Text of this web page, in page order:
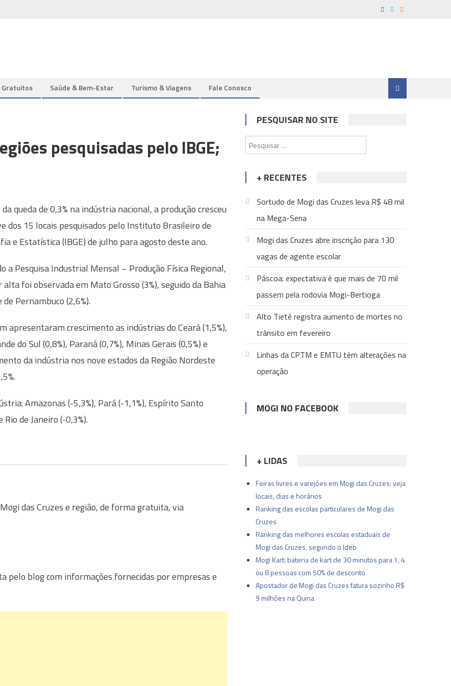
Gratuitos Saúde & Bem-Estar Turismo & Viagens Fale Conosco
pesquisadas pelo IBGE;
queda de 0,3% na indústria nacional, a produção cresceu
dos 15 locais pesquisados pelo Instituto Brasileiro de
e Estatística (IBGE) de julho para agosto deste ano.
a Pesquisa Industrial Mensal – Produção Física Regional,
alta foi observada em Mato Grosso (3%), seguido da Bahia
de Pernambuco (2,6%).
apresentaram crescimento as indústrias do Ceará (1,5%),
do Sul (0,8%), Paraná (0,7%), Minas Gerais (0,5%) e
da indústria nos nove estados da Região Nordeste
Amazonas (-5,3%), Pará (-1,1%), Espírito Santo
de Janeiro (-0,3%).
das Cruzes e região, de forma gratuita, via
pelo blog com informações fornecidas por empresas e
PESQUISAR NO SITE
por:
+ RECENTES
Sortudo de Mogi das Cruzes leva R$ 48 mil
na Mega-Sena
Mogi das Cruzes abre inscrição para 130
vagas de agente escolar
Páscoa: expectativa é que mais de 70 mil
passem pela rodovia Mogi-Bertioga
Alto Tietê registra aumento de mortes no
trânsito em fevereiro
Linhas da CPTM e EMTU têm alterações na
operação
MOGI NO FACEBOOK
+ LIDAS
Feiras livres e varejões em Mogi das Cruzes: veja
locais, dias e horários
Ranking das escolas particulares de Mogi das
Cruzes
Ranking das melhores escolas estaduais de
Mogi das Cruzes, segundo o Ideb
Mogi Kart: bateria de kart de 30 minutos para 1, 4
ou 8 pessoas com 50% de desconto
Apostador de Mogi das Cruzes fatura sozinho R$
9 milhões na Quina